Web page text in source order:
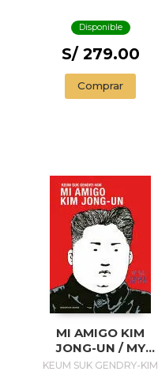
Disponible
S/ 279.00
Comprar
MI AMIGO KIM
JONG-UN / MY
FRIEND KIM JONG-
KEUM SUK GENDRY-KIM